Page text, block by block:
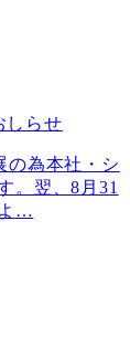
しらせ
の為本社・シ
。翌、8月31
…